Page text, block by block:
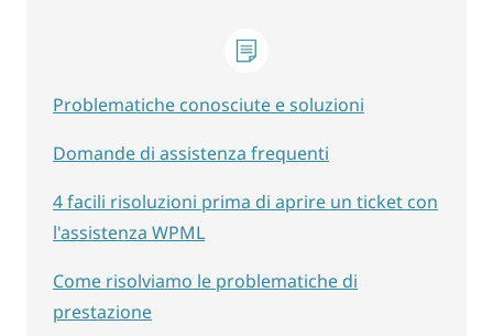
Problematiche conosciute e soluzioni
Domande di assistenza frequenti
4 facili risoluzioni prima di aprire un ticket con
l'assistenza WPML
Come risolviamo le problematiche di
prestazione